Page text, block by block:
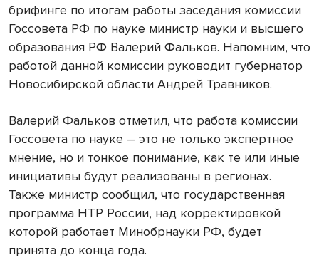
брифинге по итогам работы заседания комиссии
Госсовета РФ по науке министр науки и высшего
образования РФ Валерий Фальков. Напомним, что
работой данной комиссии руководит губернатор
Новосибирской области Андрей Травников.
Валерий Фальков отметил, что работа комиссии
Госсовета по науке – это не только экспертное
мнение, но и тонкое понимание, как те или иные
инициативы будут реализованы в регионах.
Также министр сообщил, что государственная
программа НТР России, над корректировкой
которой работает Минобрнауки РФ, будет
принята до конца года.